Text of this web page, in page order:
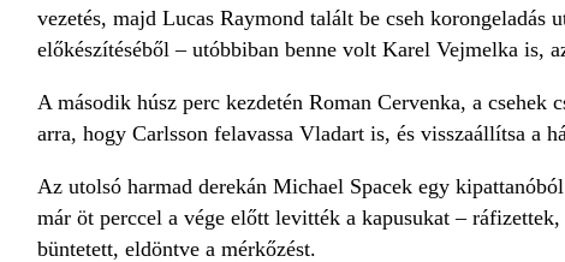
vezetés, majd Lucas Raymond talált be cseh korongeladás
előkészítéséből – utóbbiban benne volt Karel Vejmelka is,
A második húsz perc kezdetén Roman Cervenka, a
arra, hogy Carlsson felavassa Vladart is, és visszaállítsa a
Az utolsó harmad derekán Michael Spacek egy
már öt perccel a vége előtt levitték a kapusukat –
büntetett, eldöntve a mérkőzést.